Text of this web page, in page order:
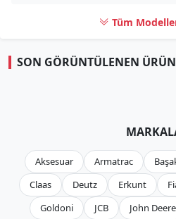
Tüm
SON GÖRÜNTÜLENEN
Aksesuar Armatrac
Claas
Deutz Erkunt
Goldoni
JCB John Deere